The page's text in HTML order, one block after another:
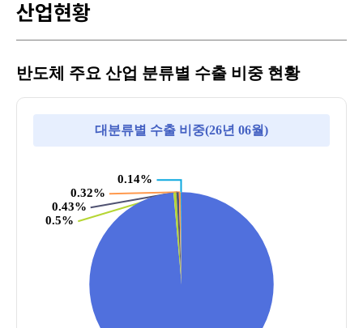
산업현황
반도체 주요 산업 분류별 수출 비중 현황
대분류별 수출 비중(26년 06월)